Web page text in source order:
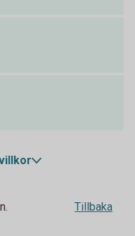
Tillbaka